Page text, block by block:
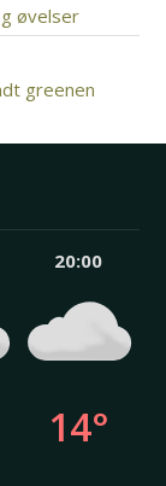
øvelser
greenen
20:00
14°